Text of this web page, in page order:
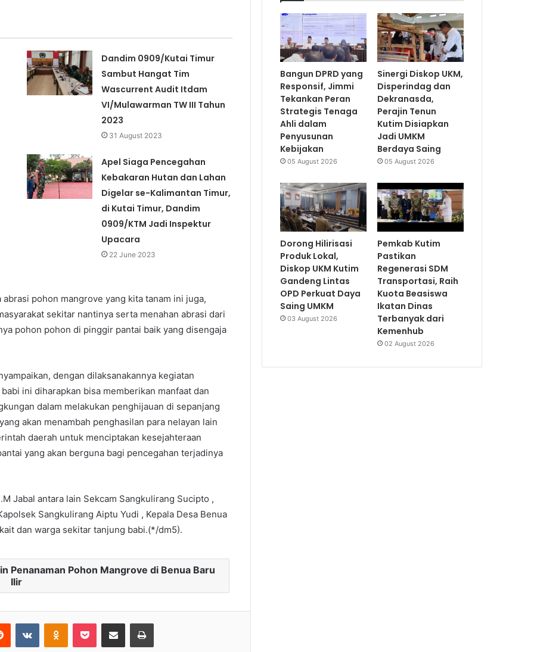
Dandim 0909/Kutai Timur
Sambut Hangat Tim
Wascurrent Audit Itdam
VI/Mulawarman TW III Tahun
2023
31 August 2023
Apel Siaga Pencegahan
Kebakaran Hutan dan Lahan
Digelar se-Kalimantan Timur,
di Kutai Timur, Dandim
0909/KTM Jadi Inspektur
Upacara
22 June 2023
pohon mangrove yang kita tanam ini juga,
sekitar nantinya serta menahan abrasi dari
pohon pohon di pinggir pantai baik yang disengaja
dengan dilaksanakannya kegiatan
ini diharapkan bisa memberikan manfaat dan
dalam melakukan penghijauan di sepanjang
akan menambah penghasilan para nelayan lain
daerah untuk menciptakan kesejahteraan
yang akan berguna bagi pencegahan terjadinya
Jabal antara lain Sekcam Sangkulirang Sucipto ,
Sangkulirang Aiptu Yudi , Kepala Desa Benua
dan warga sekitar tanjung babi.(*/dm5).
Penanaman Pohon Mangrove di Benua Baru
Ilir
Bangun DPRD yang
Responsif, Jimmi
Tekankan Peran
Strategis Tenaga
Ahli dalam
Penyusunan
Kebijakan
05 August 2026
Sinergi Diskop UKM,
Disperindag dan
Dekranasda,
Perajin Tenun
Kutim Disiapkan
Jadi UMKM
Berdaya Saing
05 August 2026
Dorong Hilirisasi
Produk Lokal,
Diskop UKM Kutim
Gandeng Lintas
OPD Perkuat Daya
Saing UMKM
03 August 2026
Pemkab Kutim
Pastikan
Regenerasi SDM
Transportasi, Raih
Kuota Beasiswa
Ikatan Dinas
Terbanyak dari
Kemenhub
02 August 2026